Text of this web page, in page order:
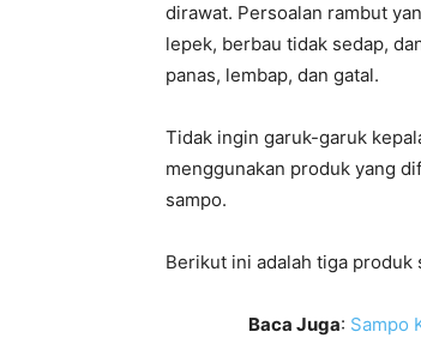
dirawat. Persoalan rambut
lepek, berbau tidak sedap,
panas, lembap, dan gatal.
Tidak ingin garuk-garuk
menggunakan produk yang
sampo.
Berikut ini adalah tiga produk
Baca Juga: Sampo